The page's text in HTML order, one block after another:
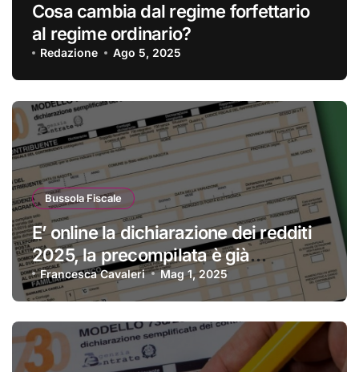
Cosa cambia dal regime forfettario
al regime ordinario?
Redazione Ago 5, 2025
Bussola Fiscale
E’ online la dichiarazione dei redditi
2025, la precompilata è già
disponibile
Francesca Cavaleri Mag 1, 2025